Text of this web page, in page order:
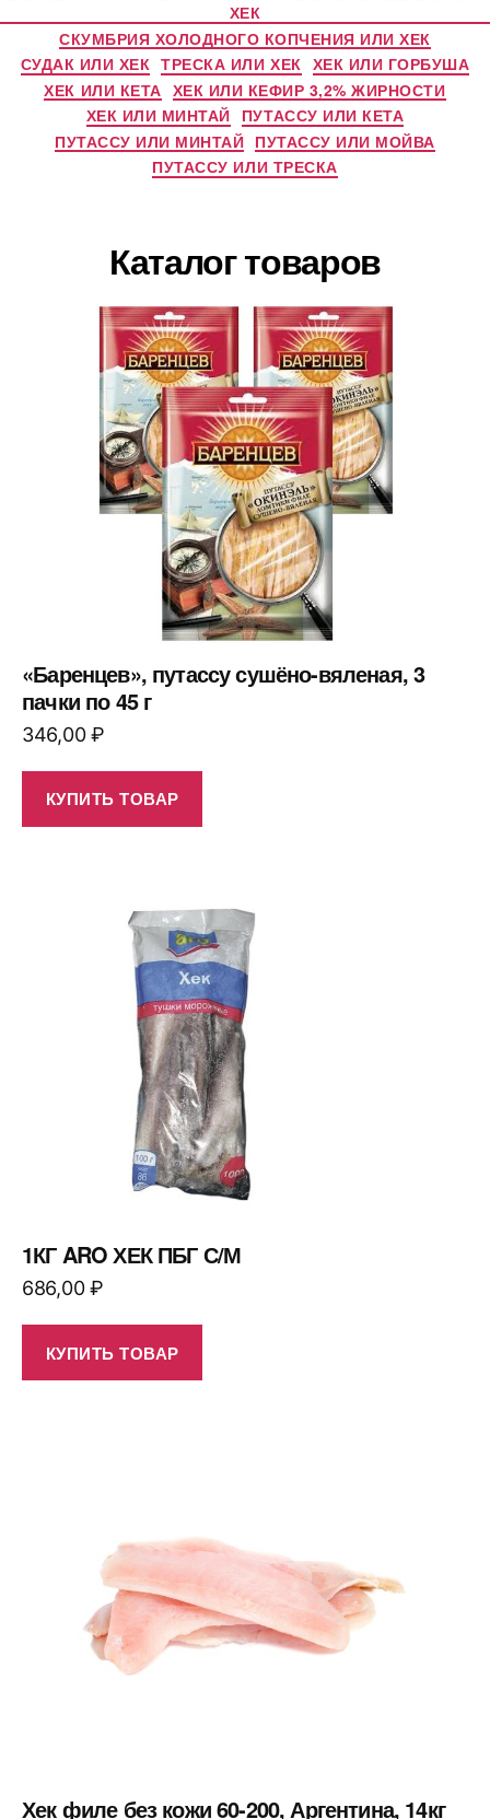
ХЕК
СКУМБРИЯ ХОЛОДНОГО КОПЧЕНИЯ ИЛИ ХЕК
СУДАК ИЛИ ХЕК ТРЕСКА ИЛИ ХЕК ХЕК ИЛИ ГОРБУША
ХЕК ИЛИ КЕТА ХЕК ИЛИ КЕФИР 3,2% ЖИРНОСТИ
ХЕК ИЛИ МИНТАЙ ПУТАССУ ИЛИ КЕТА
ПУТАССУ ИЛИ МИНТАЙ ПУТАССУ ИЛИ МОЙВА
ПУТАССУ ИЛИ ТРЕСКА
Каталог товаров
«Баренцев», путассу сушёно-вяленая, 3
пачки по 45 г
346,00₽
КУПИТЬ ТОВАР
1КГ ARO ХЕК ПБГ С/М
686,00₽
КУПИТЬ ТОВАР
Хек филе без кожи 60-200, Аргентина, 14кг